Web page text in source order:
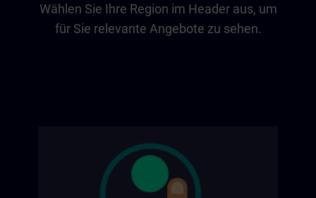
Wählen Sie Ihre Region im Header aus, um
für Sie relevante Angebote zu sehen.